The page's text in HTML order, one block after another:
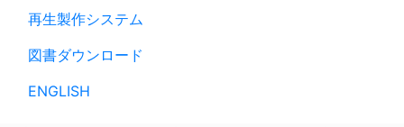
再生製作システム
図書ダウンロード
ENGLISH